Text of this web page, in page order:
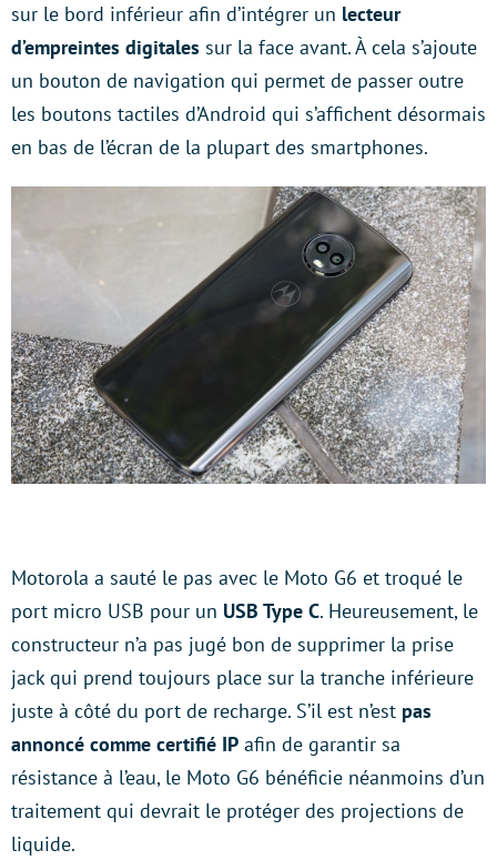
sur le bord inférieur afin d’intégrer un lecteur
d’empreintes digitales sur la face avant. À cela s’ajoute
un bouton de navigation qui permet de passer outre
les boutons tactiles d’Android qui s’affichent désormais
en bas de l’écran de la plupart des smartphones.
Motorola a sauté le pas avec le Moto G6 et troqué le
port micro USB pour un USB Type C. Heureusement, le
constructeur n’a pas jugé bon de supprimer la prise
jack qui prend toujours place sur la tranche inférieure
juste à côté du port de recharge. S’il est n’est pas
annoncé comme certifié IP afin de garantir sa
résistance à l’eau, le Moto G6 bénéficie néanmoins d’un
traitement qui devrait le protéger des projections de
liquide.